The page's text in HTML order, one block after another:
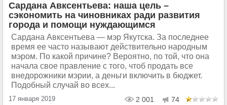
Сардана Авксентьева: наша цель –
сэкономить на чиновниках ради развития
города и помощи нуждающимся
Сардана Авксентьева — мэр Якутска. За последнее
время ее часто называют действительно народным
мэром. По какой причине? Вероятно, по той, что она
начала свое правление с того, чтоб продать все
внедорожники мэрии, а деньги включить в бюджет.
Подобный случай во всех...
17 января 2019 2 001 74